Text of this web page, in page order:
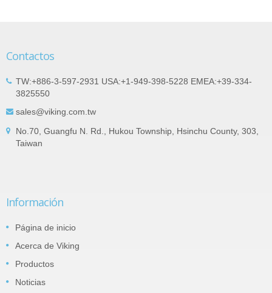
Contactos
TW:+886-3-597-2931 USA:+1-949-398-5228 EMEA:+39-334-
3825550
sales@viking.com.tw
No.70, Guangfu N. Rd., Hukou Township, Hsinchu County, 303,
Taiwan
Información
Página de inicio
Acerca de Viking
Productos
Noticias